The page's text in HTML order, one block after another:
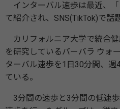
インターバル速歩は最近、
て紹介され、SNS(TikTok)で話
カリフォルニア大学で統合
を研究しているバーバラ ウォ
ターバル速歩を1日30分間、
ている。
3分間の速歩と3分間の低速